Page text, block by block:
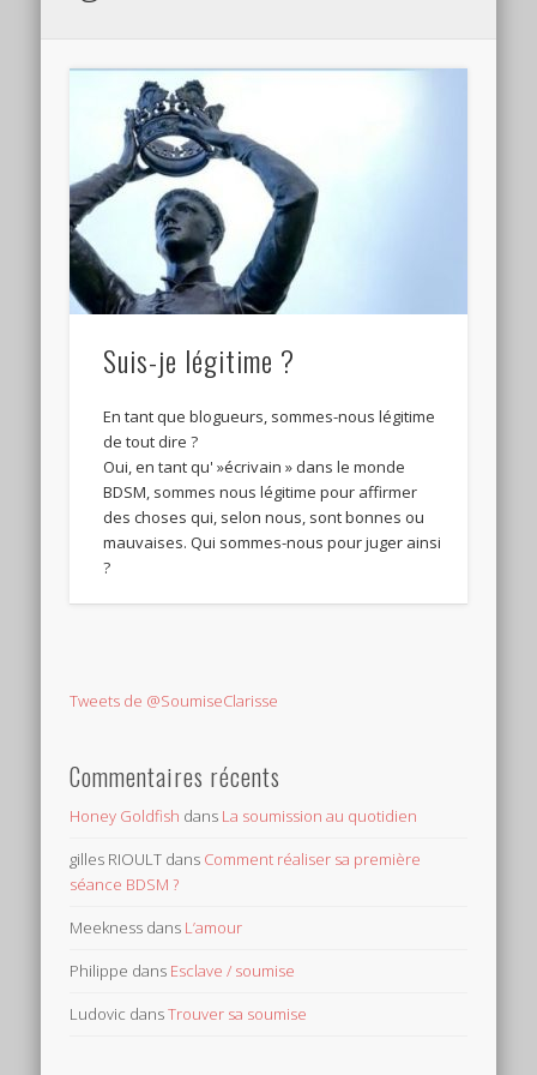
Suis-je légitime ?
En tant que blogueurs, sommes-nous légitime
de tout dire ?
Oui, en tant qu' »écrivain » dans le monde
BDSM, sommes nous légitime pour affirmer
des choses qui, selon nous, sont bonnes ou
mauvaises. Qui sommes-nous pour juger ainsi
?
Tweets de @SoumiseClarisse
Commentaires récents
Honey Goldfish dans La soumission au quotidien
gilles RIOULT dans Comment réaliser sa première
séance BDSM ?
Meekness dans L’amour
Philippe dans Esclave / soumise
Ludovic dansTrouver sa soumise